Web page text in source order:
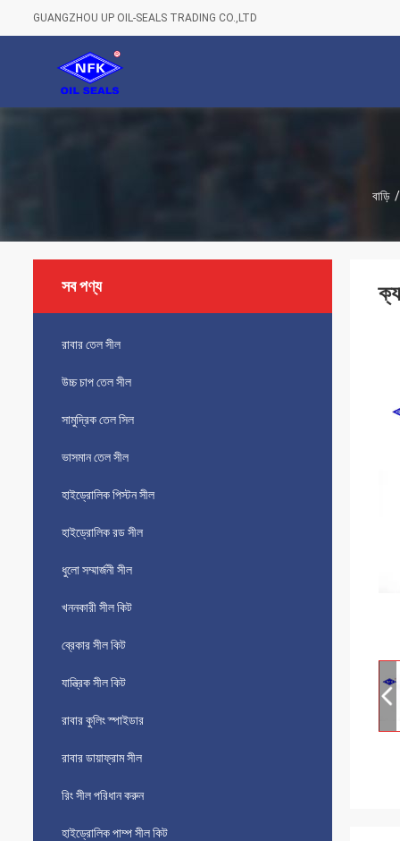
GUANGZHOU UP OIL-SEALS TRADING CO.,LTD
বাড়ি /
সব পণ্য
রাবার তেল সীল
উচ্চ চাপ তেল সীল
সামুদ্রিক তেল সিল
ভাসমান তেল সীল
হাইড্রোলিক পিস্টন সীল
হাইড্রোলিক রড সীল
ধুলো সম্মার্জনী সীল
খননকারী সীল কিট
ব্রেকার সীল কিট
যান্ত্রিক সীল কিট
রাবার কুলিং স্পাইডার
রাবার ডায়াফ্রাম সীল
রিং সীল পরিধান করুন
হাইড্রোলিক পাম্প সীল কিট